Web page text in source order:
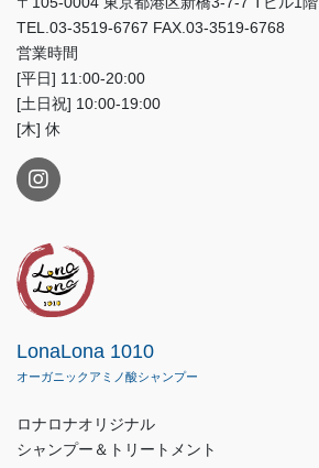
TEL.03-3519-6767 FAX.03-3519-6768
営業時間
[平日] 11:00-20:00
[土日祝] 10:00-19:00
[木] 休
LonaLona 1010
オーガニックアミノ酸シャンプー
ロナロナオリジナル
シャンプー＆トリートメント